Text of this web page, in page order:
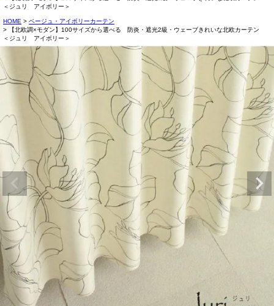
＜ジュリ アイボリー＞
HOME
ベージュ・アイボリーカーテン
【北欧調×モダン】100サイズから選べる 防炎・遮光2級・ウェーブきれいな北欧カーテン
＜ジュリ アイボリー＞